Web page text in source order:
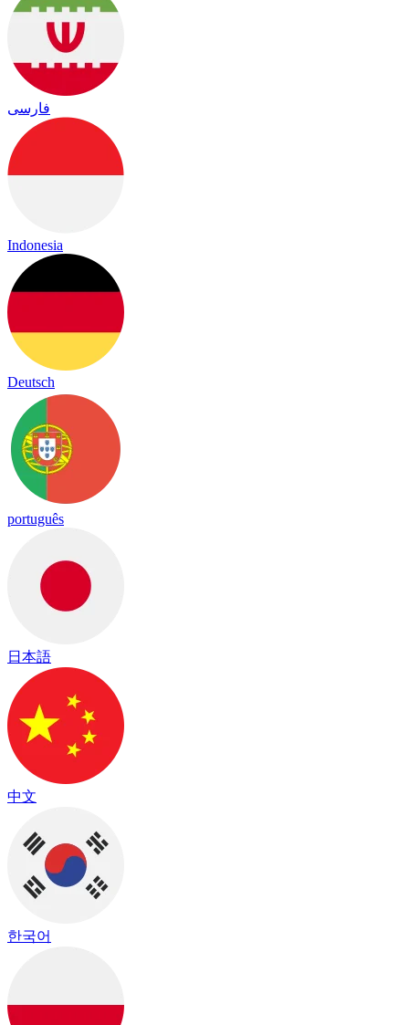
فارسی
Indonesia
Deutsch
português
日本語
中文
한국어